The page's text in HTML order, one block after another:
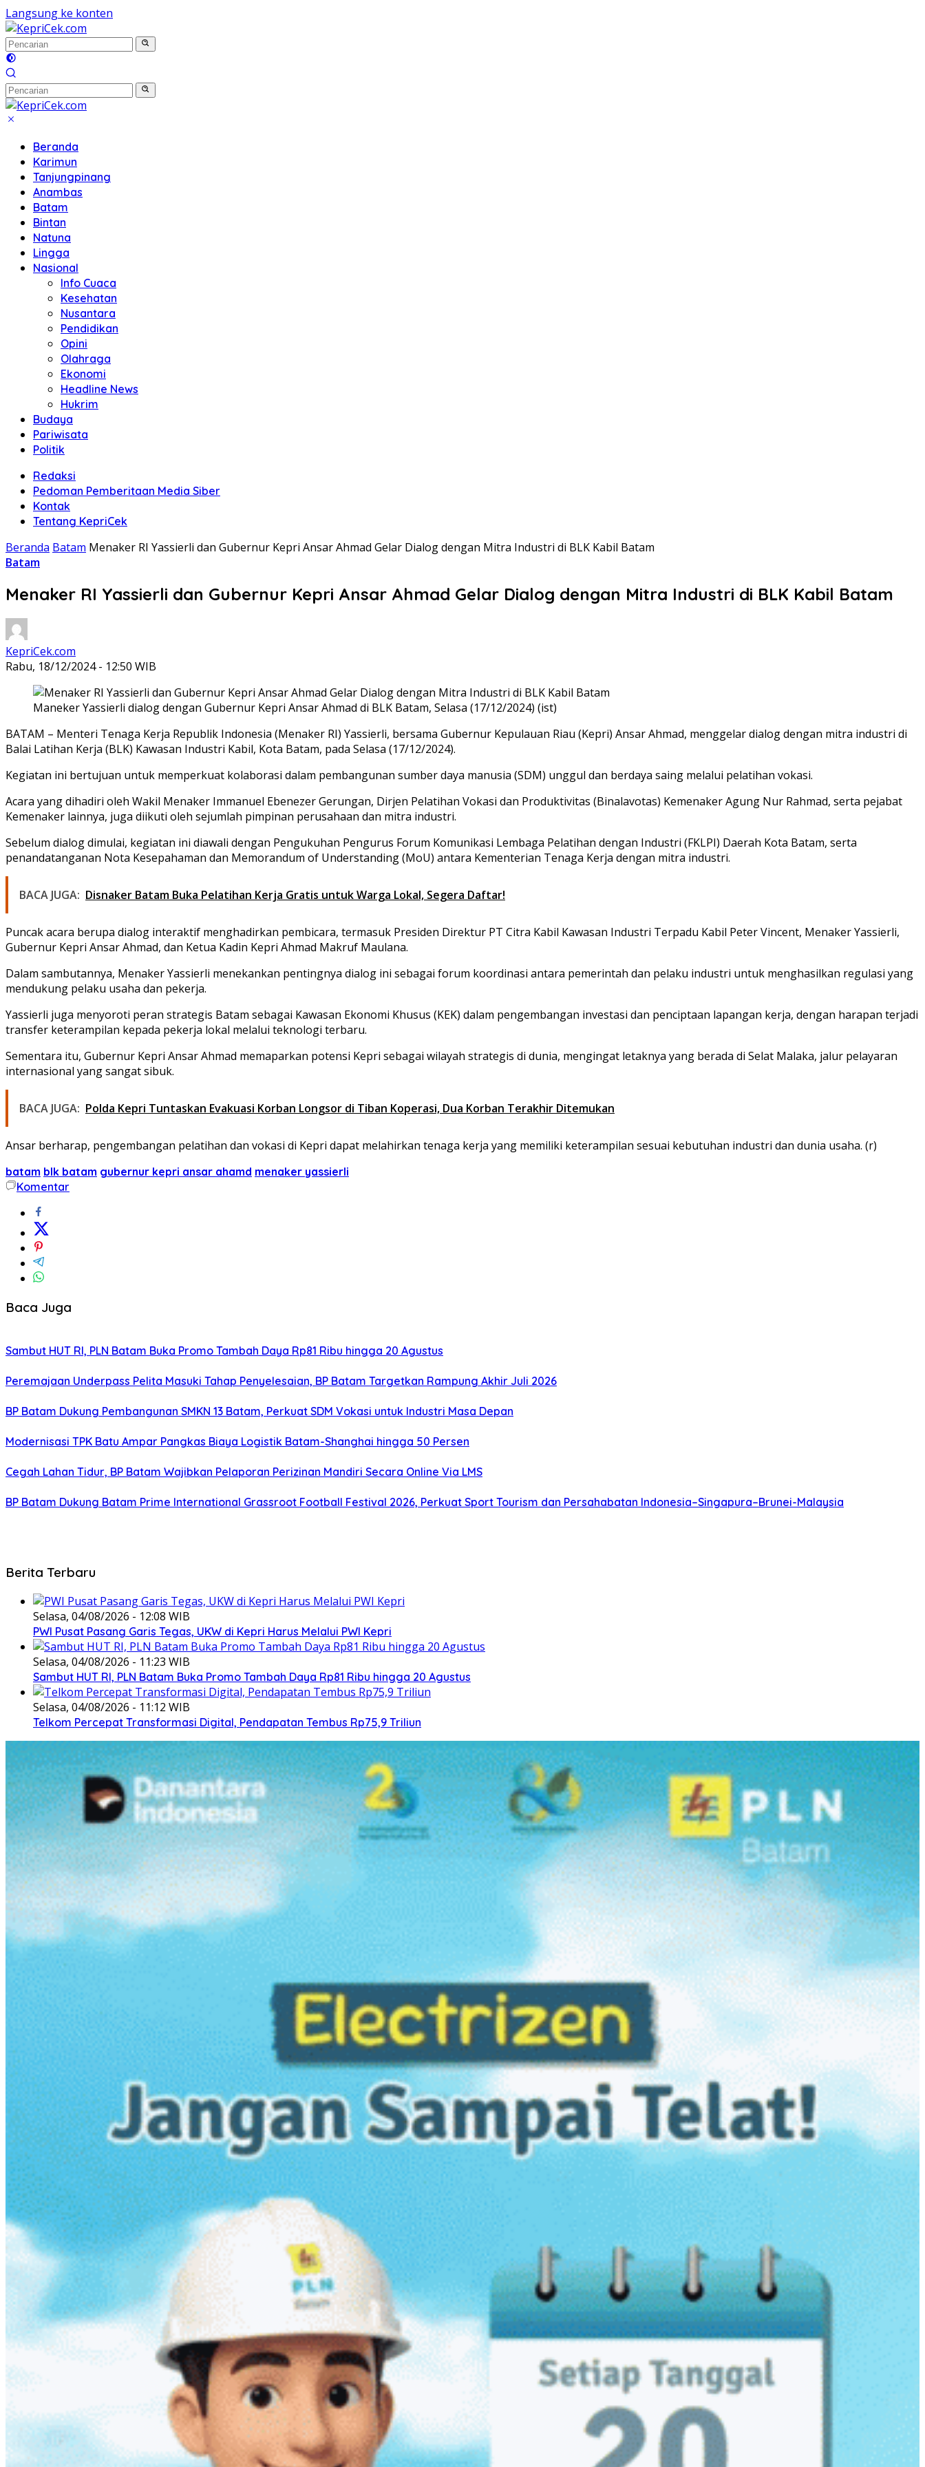
Langsung ke konten
Beranda
Karimun
Tanjungpinang
Anambas
Batam
Bintan
Natuna
Lingga
Nasional
Info Cuaca
Kesehatan
Nusantara
Pendidikan
Opini
Olahraga
Ekonomi
Headline News
Hukrim
Budaya
Pariwisata
Politik
Redaksi
Pedoman Pemberitaan Media Siber
Kontak
Tentang KepriCek
Beranda Batam Menaker RI Yassierli dan Gubernur Kepri Ansar Ahmad Gelar Dialog dengan Mitra Industri di BLK Kabil Batam
Batam
Menaker RI Yassierli dan Gubernur Kepri Ansar Ahmad Gelar Dialog dengan Mitra Industri di BLK Kabil Batam
KepriCek.com
Rabu, 18/12/2024 - 12:50 WIB
Maneker Yassierli dialog dengan Gubernur Kepri Ansar Ahmad di BLK Batam, Selasa (17/12/2024) (ist)
BATAM – Menteri Tenaga Kerja Republik Indonesia (Menaker RI) Yassierli, bersama Gubernur Kepulauan Riau (Kepri) Ansar Ahmad, menggelar dialog dengan mitra industri di
Balai Latihan Kerja (BLK) Kawasan Industri Kabil, Kota Batam, pada Selasa (17/12/2024).
Kegiatan ini bertujuan untuk memperkuat kolaborasi dalam pembangunan sumber daya manusia (SDM) unggul dan berdaya saing melalui pelatihan vokasi.
Acara yang dihadiri oleh Wakil Menaker Immanuel Ebenezer Gerungan, Dirjen Pelatihan Vokasi dan Produktivitas (Binalavotas) Kemenaker Agung Nur Rahmad, serta pejabat
Kemenaker lainnya, juga diikuti oleh sejumlah pimpinan perusahaan dan mitra industri.
Sebelum dialog dimulai, kegiatan ini diawali dengan Pengukuhan Pengurus Forum Komunikasi Lembaga Pelatihan dengan Industri (FKLPI) Daerah Kota Batam, serta
penandatanganan Nota Kesepahaman dan Memorandum of Understanding (MoU) antara Kementerian Tenaga Kerja dengan mitra industri.
BACA JUGA: Disnaker Batam Buka Pelatihan Kerja Gratis untuk Warga Lokal, Segera Daftar!
Puncak acara berupa dialog interaktif menghadirkan pembicara, termasuk Presiden Direktur PT Citra Kabil Kawasan Industri Terpadu Kabil Peter Vincent, Menaker Yassierli,
Gubernur Kepri Ansar Ahmad, dan Ketua Kadin Kepri Ahmad Makruf Maulana.
Dalam sambutannya, Menaker Yassierli menekankan pentingnya dialog ini sebagai forum koordinasi antara pemerintah dan pelaku industri untuk menghasilkan regulasi yang
mendukung pelaku usaha dan pekerja.
Yassierli juga menyoroti peran strategis Batam sebagai Kawasan Ekonomi Khusus (KEK) dalam pengembangan investasi dan penciptaan lapangan kerja, dengan harapan terjadi
transfer keterampilan kepada pekerja lokal melalui teknologi terbaru.
Sementara itu, Gubernur Kepri Ansar Ahmad memaparkan potensi Kepri sebagai wilayah strategis di dunia, mengingat letaknya yang berada di Selat Malaka, jalur pelayaran
internasional yang sangat sibuk.
BACA JUGA: Polda Kepri Tuntaskan Evakuasi Korban Longsor di Tiban Koperasi, Dua Korban Terakhir Ditemukan
Ansar berharap, pengembangan pelatihan dan vokasi di Kepri dapat melahirkan tenaga kerja yang memiliki keterampilan sesuai kebutuhan industri dan dunia usaha. (r)
batam blk batam gubernur kepri ansar ahamd menaker yassierli
Komentar
Baca Juga
Sambut HUT RI, PLN Batam Buka Promo Tambah Daya Rp81 Ribu hingga 20 Agustus
Peremajaan Underpass Pelita Masuki Tahap Penyelesaian, BP Batam Targetkan Rampung Akhir Juli 2026
BP Batam Dukung Pembangunan SMKN 13 Batam, Perkuat SDM Vokasi untuk Industri Masa Depan
Modernisasi TPK Batu Ampar Pangkas Biaya Logistik Batam-Shanghai hingga 50 Persen
Cegah Lahan Tidur, BP Batam Wajibkan Pelaporan Perizinan Mandiri Secara Online Via LMS
BP Batam Dukung Batam Prime International Grassroot Football Festival 2026, Perkuat Sport Tourism dan Persahabatan Indonesia–Singapura–Brunei-Malaysia
Berita Terbaru
Selasa, 04/08/2026 - 12:08 WIB
PWI Pusat Pasang Garis Tegas, UKW di Kepri Harus Melalui PWI Kepri
Selasa, 04/08/2026 - 11:23 WIB
Sambut HUT RI, PLN Batam Buka Promo Tambah Daya Rp81 Ribu hingga 20 Agustus
Selasa, 04/08/2026 - 11:12 WIB
Telkom Percepat Transformasi Digital, Pendapatan Tembus Rp75,9 Triliun